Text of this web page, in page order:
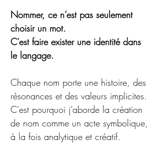
Nommer, ce n’est pas seulement
choisir un mot.
C’est faire exister une identité dans
le langage.
Chaque nom porte une histoire, des
résonances et des valeurs implicites.
C’est pourquoi j’aborde la création
de nom comme un acte symbolique,
à la fois analytique et créatif.